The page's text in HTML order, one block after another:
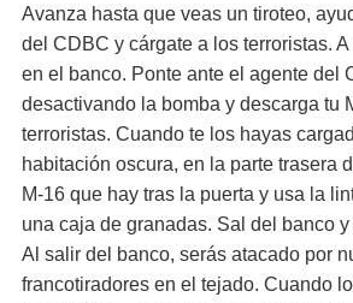
Avanza hasta que veas un tiroteo,
del CDBC y cárgate a los terroristas.
en el banco. Ponte ante el agente del
desactivando la bomba y descarga tu
terroristas. Cuando te los hayas
habitación oscura, en la parte trasera
M-16 que hay tras la puerta y usa la
una caja de granadas. Sal del banco
Al salir del banco, serás atacado por
francotiradores en el tejado. Cuando